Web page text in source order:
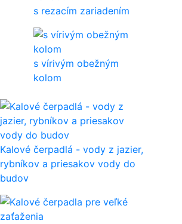
s rezacím zariadením
s vírivým obežným
kolom
Kalové čerpadlá - vody z jazier,
rybníkov a priesakov vody do
budov